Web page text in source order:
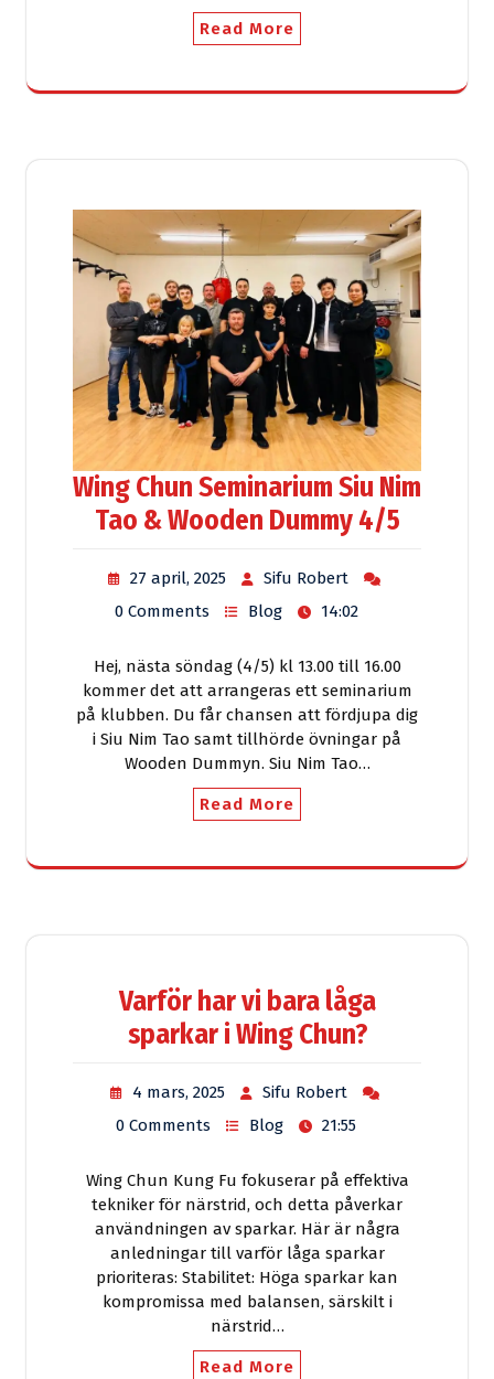
Read More
Wing Chun Seminarium Siu Nim
Tao & Wooden Dummy 4/5
27 april, 2025
Sifu Robert
0 Comments
Blog 14:02
Hej, nästa söndag (4/5) kl 13.00 till 16.00
kommer det att arrangeras ett seminarium
på klubben. Du får chansen att fördjupa dig
i Siu Nim Tao samt tillhörde övningar på
Wooden Dummyn. Siu Nim Tao…
Read More
Varför har vi bara låga
sparkar i Wing Chun?
4 mars, 2025
Sifu Robert
0 Comments
Blog 21:55
Wing Chun Kung Fu fokuserar på effektiva
tekniker för närstrid, och detta påverkar
användningen av sparkar. Här är några
anledningar till varför låga sparkar
prioriteras: Stabilitet: Höga sparkar kan
kompromissa med balansen, särskilt i
närstrid…
Read More